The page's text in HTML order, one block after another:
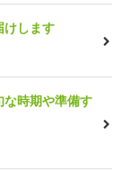
けします
時期や準備す